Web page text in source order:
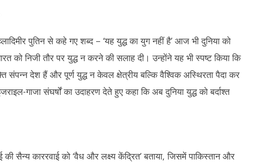
पुतिन से कहे गए शब्द – ‘यह युद्ध का युग नहीं है’ आज भी दुनिया को
को निजी तौर पर युद्ध न करने की सलाह दी। उन्होंने यह भी स्पष्ट किया कि
संपन्न देश हैं और पूर्ण युद्ध न केवल क्षेत्रीय बल्कि वैश्विक अस्थिरता पैदा कर
गाजा संघर्षों का उदाहरण देते हुए कहा कि अब दुनिया युद्ध को बर्दाश्त
सैन्य काररवाई को ‘वैध और लक्ष्य केंद्रित’ बताया, जिसमें पाकिस्तान और